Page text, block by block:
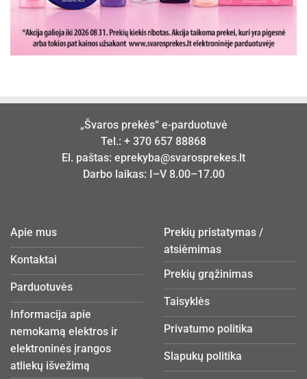
„Švaros prekės“ e-parduotuvė
Tel.: + 370 657 88868
El. paštas: eprekyba@svarosprekes.lt
Darbo laikas: I–V 8.00–17.00
Apie mus
Kontaktai
Parduotuvės
Informacija apie
nemokamą elektros ir
elektroninės įrangos
atliekų išvežimą
Prekių pristatymas /
atsiėmimas
Prekių grąžinimas
Taisyklės
Privatumo politika
Slapukų politika